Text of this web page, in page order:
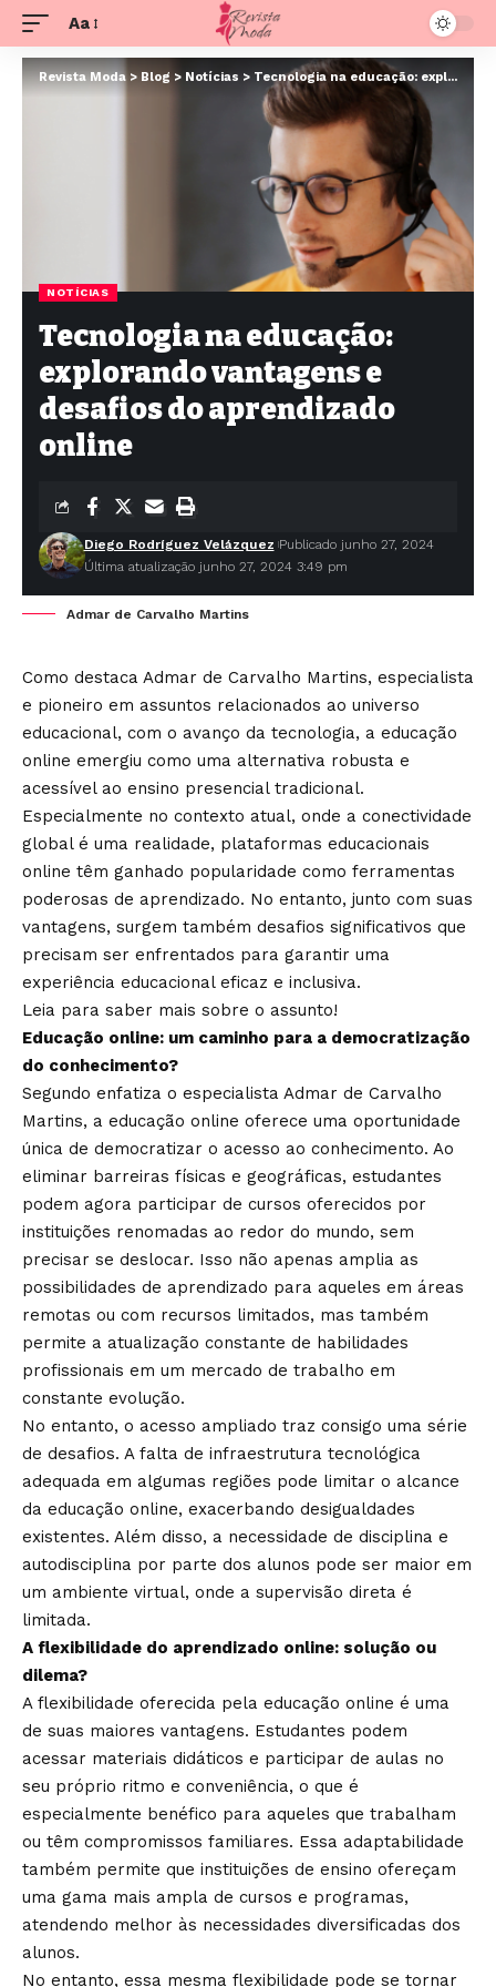
Aa
Revista Moda > Blog > Notícias > Tecnologia na educação: explorando vantagens e desafios do aprendizado online
NOTÍCIAS
Tecnologia na educação:
explorando vantagens e
desafios do aprendizado
online
Última atualização junho 27, 2024 3:49 pm
Diego Rodríguez Velázquez Publicado junho 27, 2024
Admar de Carvalho Martins
Como destaca Admar de Carvalho Martins, especialista
e pioneiro em assuntos relacionados ao universo
educacional, com o avanço da tecnologia, a educação
online emergiu como uma alternativa robusta e
acessível ao ensino presencial tradicional.
Especialmente no contexto atual, onde a conectividade
global é uma realidade, plataformas educacionais
online têm ganhado popularidade como ferramentas
poderosas de aprendizado. No entanto, junto com suas
vantagens, surgem também desafios significativos que
precisam ser enfrentados para garantir uma
experiência educacional eficaz e inclusiva.
Leia para saber mais sobre o assunto!
Educação online: um caminho para a democratização
do conhecimento?
Segundo enfatiza o especialista Admar de Carvalho
Martins, a educação online oferece uma oportunidade
única de democratizar o acesso ao conhecimento. Ao
eliminar barreiras físicas e geográficas, estudantes
podem agora participar de cursos oferecidos por
instituições renomadas ao redor do mundo, sem
precisar se deslocar. Isso não apenas amplia as
possibilidades de aprendizado para aqueles em áreas
remotas ou com recursos limitados, mas também
permite a atualização constante de habilidades
profissionais em um mercado de trabalho em
constante evolução.
No entanto, o acesso ampliado traz consigo uma série
de desafios. A falta de infraestrutura tecnológica
adequada em algumas regiões pode limitar o alcance
da educação online, exacerbando desigualdades
existentes. Além disso, a necessidade de disciplina e
autodisciplina por parte dos alunos pode ser maior em
um ambiente virtual, onde a supervisão direta é
limitada.
A flexibilidade do aprendizado online: solução ou
dilema?
A flexibilidade oferecida pela educação online é uma
de suas maiores vantagens. Estudantes podem
acessar materiais didáticos e participar de aulas no
seu próprio ritmo e conveniência, o que é
especialmente benéfico para aqueles que trabalham
ou têm compromissos familiares. Essa adaptabilidade
também permite que instituições de ensino ofereçam
uma gama mais ampla de cursos e programas,
atendendo melhor às necessidades diversificadas dos
alunos.
No entanto, essa mesma flexibilidade pode se tornar